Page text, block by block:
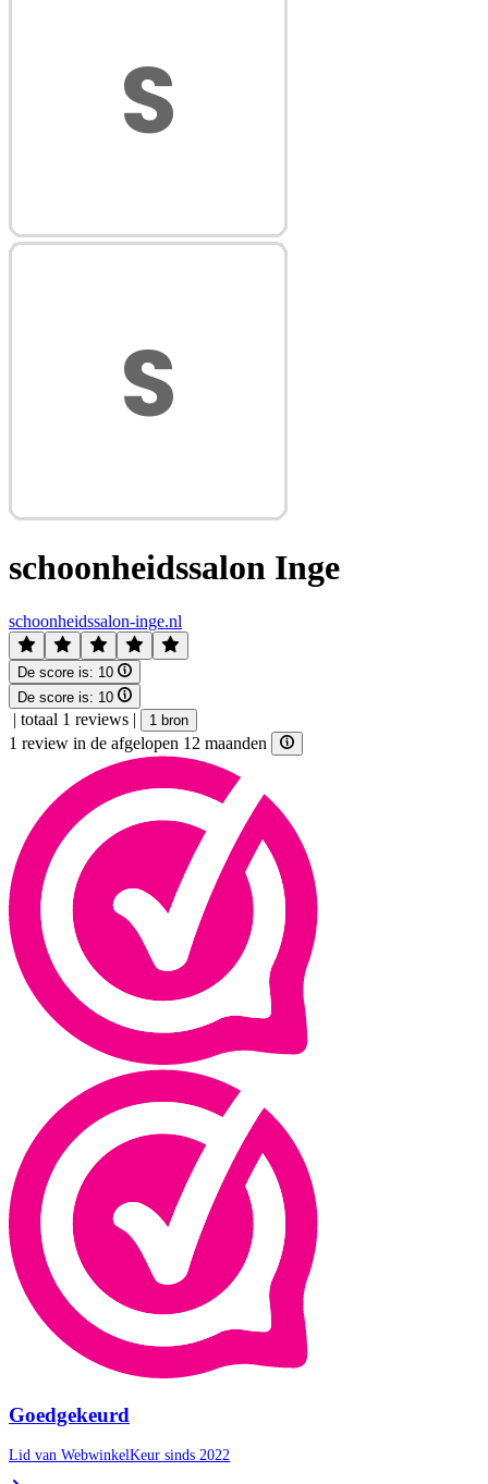
schoonheidssalon Inge
schoonheidssalon-inge.nl
De score is: 10
De score is: 10
| totaal 1 reviews | 1 bron
1 review in de afgelopen 12 maanden
Goedgekeurd
Lid van WebwinkelKeur sinds 2022